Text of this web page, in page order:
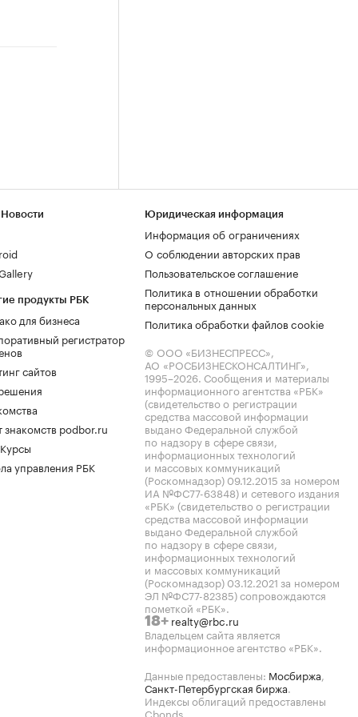
продукты РБК
для бизнеса
регистратор
сайтов
знакомств podbor.ru
управления РБК
Юридическая информация
Информация об ограничениях
О соблюдении авторских прав
Пользовательское соглашение
Политика в отношении обработки
персональных данных
Политика обработки файлов cookie
© ООО «БИЗНЕСПРЕСС»,
АО «РОСБИЗНЕСКОНСАЛТИНГ»,
1995–2026. Сообщения и материалы
информационного агентства «РБК»
(свидетельство о регистрации
средства массовой информации
выдано Федеральной службой
по надзору в сфере связи,
информационных технологий
и массовых коммуникаций
(Роскомнадзор) 09.12.2015 за номером
ИА №ФС77-63848) и сетевого издания
«РБК» (свидетельство о регистрации
средства массовой информации
выдано Федеральной службой
по надзору в сфере связи,
информационных технологий
и массовых коммуникаций
(Роскомнадзор) 03.12.2021 за номером
ЭЛ №ФС77-82385) сопровождаются
пометкой «РБК».
18+ realty@rbc.ru
Владельцем сайта является
информационное агентство «РБК».
Данные предоставлены: Мосбиржа,
Санкт-Петербургская биржа.
Индексы облигаций предоставлены
Cbonds.